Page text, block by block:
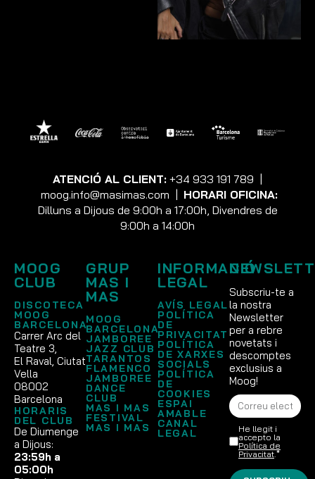
ATENCIÓ AL CLIENT: +34 933 191 789 |
moog.info@masimas.com | HORARI OFICINA:
Dilluns a Dijous de 9:00h a 17:00h, Divendres de
9:00h a 14:00h
MOOG
CLUB
DISCOTECA
MOOG
BARCELONA
Carrer Arc del
Teatre 3,
El Raval, Ciutat
Vella
08002
Barcelona
HORARIS
DEL CLUB
De Diumenge
a Dijous:
23:59h a
05:00h
GRUP
MAS I
MAS
MOOG
BARCELONA
JAMBOREE
JAZZ CLUB
TARANTOS
FLAMENCO
JAMBOREE
DANCE
CLUB
MAS I MAS
FESTIVAL
MAS I MAS
INFORMACIÓ
LEGAL
AVÍS LEGAL
POLÍTICA
DE
PRIVACITAT
POLÍTICA
DE XARXES
SOCIALS
POLÍTICA
DE
COOKIES
ESPAI
AMABLE
CANAL
LEGAL
Subscriu-te a
la nostra
Newsletter
per a rebre
novetats i
descomptes
exclusius a
Moog!
He llegit i
accepto la
Política de
Privacitat .*